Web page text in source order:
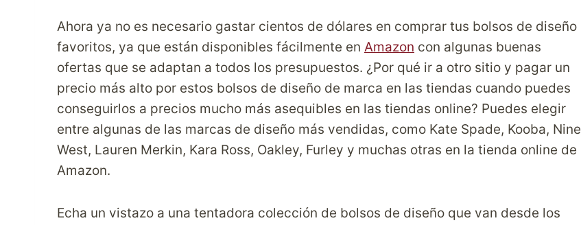
Ahora ya no es necesario gastar cientos de dólares en comprar tus bolsos de diseño
favoritos, ya que están disponibles fácilmente en Amazon con algunas buenas
ofertas que se adaptan a todos los presupuestos. ¿Por qué ir a otro sitio y pagar un
precio más alto por estos bolsos de diseño de marca en las tiendas cuando puedes
conseguirlos a precios mucho más asequibles en las tiendas online? Puedes elegir
entre algunas de las marcas de diseño más vendidas, como Kate Spade, Kooba, Nine
West, Lauren Merkin, Kara Ross, Oakley, Furley y muchas otras en la tienda online de
Amazon.
Echa un vistazo a una tentadora colección de bolsos de diseño que van desde los